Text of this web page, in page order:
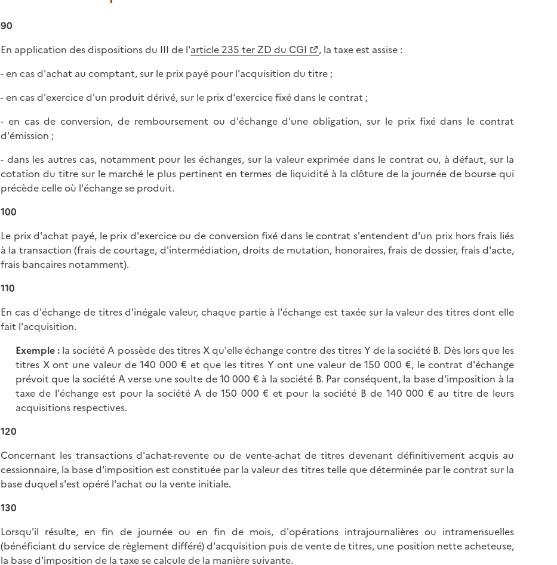
90
En application des dispositions du III de l'article 235 ter ZD du CGI
, la taxe est assise :
- en cas d'achat au comptant, sur le prix payé pour l'acquisition du titre ;
- en cas d'exercice d'un produit dérivé, sur le prix d'exercice fixé dans le contrat ;
- en cas de conversion, de remboursement ou d'échange d'une obligation, sur le prix fixé dans le contrat
d'émission ;
- dans les autres cas, notamment pour les échanges, sur la valeur exprimée dans le contrat ou, à défaut, sur la
cotation du titre sur le marché le plus pertinent en termes de liquidité à la clôture de la journée de bourse qui
précède celle où l'échange se produit.
100
Le prix d'achat payé, le prix d'exercice ou de conversion fixé dans le contrat s'entendent d'un prix hors frais liés
à la transaction (frais de courtage, d'intermédiation, droits de mutation, honoraires, frais de dossier, frais d'acte,
frais bancaires notamment).
110
En cas d'échange de titres d'inégale valeur, chaque partie à l'échange est taxée sur la valeur des titres dont elle
fait l'acquisition.
Exemple :la société A possède des titres X qu'elle échange contre des titres Y de la société B. Dès lors que les
titres X ont une valeur de 140 000 € et que les titres Y ont une valeur de 150 000 €, le contrat d'échange
prévoit que la société A verse une soulte de 10 000 € à la société B. Par conséquent, la base d'imposition à la
taxe de l'échange est pour la société A de 150 000 € et pour la société B de 140 000 € au titre de leurs
acquisitions respectives.
120
Concernant les transactions d'achat-revente ou de vente-achat de titres devenant définitivement acquis au
cessionnaire, la base d'imposition est constituée par la valeur des titres telle que déterminée par le contrat sur la
base duquel s'est opéré l'achat ou la vente initiale.
130
Lorsqu'il résulte, en fin de journée ou en fin de mois, d'opérations intrajournalières ou intramensuelles
(bénéficiant du service de règlement différé) d'acquisition puis de vente de titres, une position nette acheteuse,
la base d'imposition de la taxe se calcule de la manière suivante.